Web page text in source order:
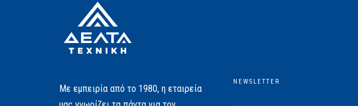
Με εμπειρία από το 1980, η εταιρεία
NEWSLETTER